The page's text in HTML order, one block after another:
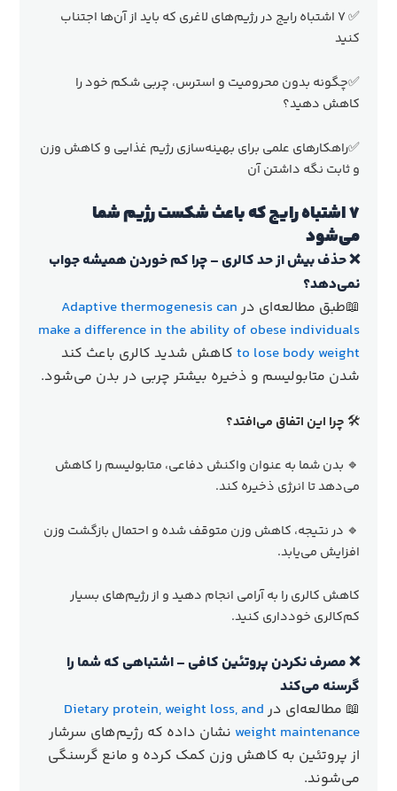
✅ ۷ اشتباه رایج در رژیم‌های لاغری که باید از آن‌ها اجتناب
کنید
✅چگونه بدون محرومیت و استرس، چربی شکم خود را
کاهش دهید؟
✅راهکارهای علمی برای بهینه‌سازی رژیم غذایی و کاهش وزن
و ثابت نگه داشتن آن
۷ اشتباه رایج که باعث شکست رژیم شما
می‌شود
❌ حذف بیش از حد کالری – چرا کم خوردن همیشه جواب
نمی‌دهد؟
📖طبق مطالعه‌ای در Adaptive thermogenesis can
make a difference in the ability of obese individuals
to lose body weight کاهش شدید کالری باعث کند
شدن متابولیسم و ذخیره بیشتر چربی در بدن می‌شود.
🛠چرا این اتفاق می‌افتد؟
🔹 بدن شما به عنوان واکنش دفاعی، متابولیسم را کاهش
می‌دهد تا انرژی ذخیره کند.
🔹 در نتیجه، کاهش وزن متوقف شده و احتمال بازگشت وزن
افزایش می‌یابد.
کاهش کالری را به آرامی انجام دهید و از رژیم‌های بسیار
کم‌کالری خودداری کنید.
❌ مصرف نکردن پروتئین کافی – اشتباهی که شما را
گرسنه می‌کند
📖 مطالعه‌ای در Dietary protein, weight loss, and
weight maintenance نشان داده که رژیم‌های سرشار
از پروتئین به کاهش وزن کمک کرده و مانع گرسنگی
می‌شوند.